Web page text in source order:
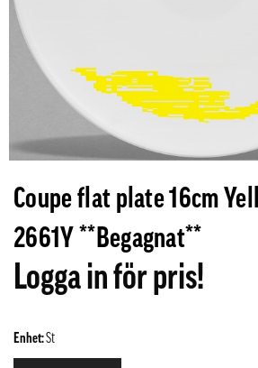
Coupe flat plate 16cm
2661Y **Begagnat**
Logga in för pris!
Enhet:St